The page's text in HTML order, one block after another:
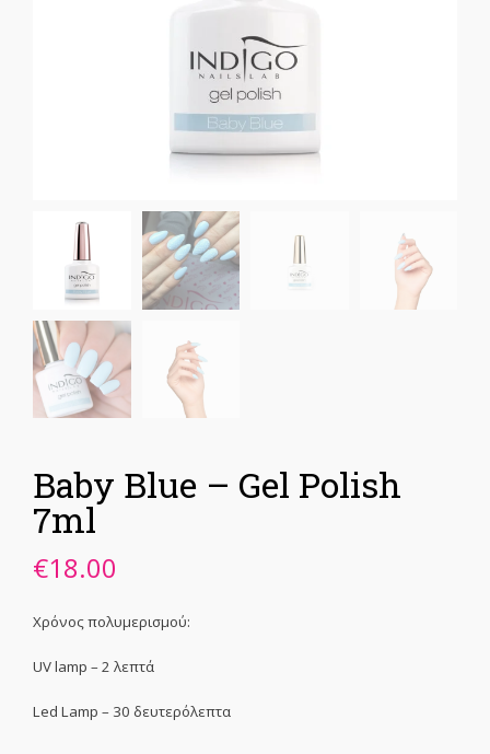
Baby Blue – Gel Polish
7ml
€18.00
Χρόνος πολυμερισμού:
UV lamp – 2 λεπτά
Led Lamp – 30 δευτερόλεπτα